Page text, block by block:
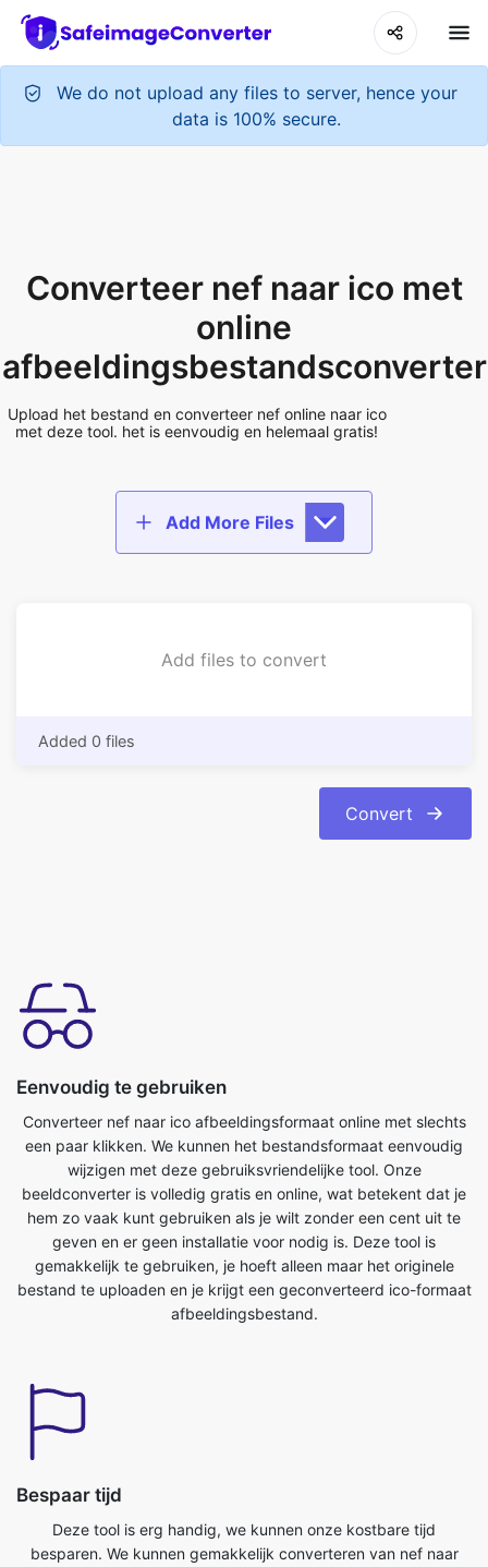
We do not upload any files to server, hence your
data is 100% secure.
afbeeldingsbestandsconverter
Upload het bestand en converteer nef online naar ico
met deze tool. het is eenvoudig en helemaal gratis!
Add More Files
Eenvoudig te gebruiken
Converteer nef naar ico afbeeldingsformaat online met slechts
een paar klikken. We kunnen het bestandsformaat eenvoudig
wijzigen met deze gebruiksvriendelijke tool. Onze
beeldconverter is volledig gratis en online, wat betekent dat je
hem zo vaak kunt gebruiken als je wilt zonder een cent uit te
geven en er geen installatie voor nodig is. Deze tool is
gemakkelijk te gebruiken, je hoeft alleen maar het originele
bestand te uploaden en je krijgt een geconverteerd ico-formaat
afbeeldingsbestand.
Bespaar tijd
Deze tool is erg handig, we kunnen onze kostbare tijd
besparen. We kunnen gemakkelijk converteren van nef naar
icoformaat in een mum van tijd. We kunnen
afbeeldingsbestanden rechtstreeks in de browser converteren.
Het is snel, veilig en gratis. Aanmelden of installeren is niet
vereist. Om de afbeelding van nef naar icoformaat te